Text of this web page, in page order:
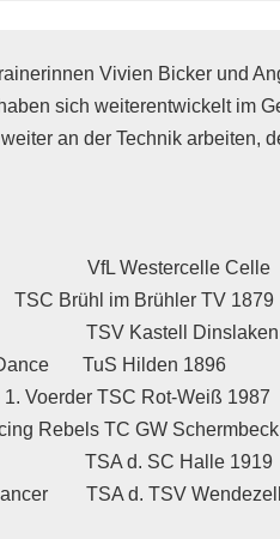
Vivien Bicker und
sich weiterentwickelt im
an der Technik arbeiten,
VfL Westercelle Celle
TSC Brühl im Brühler TV
TSV Kastell Dinslaken
TuS Hilden 1896
1. Voerder TSC Rot-Weiß
Rebels TC GW Schermbeck
TSA d. SC Halle 1919
TSA d. TSV Wendezelle